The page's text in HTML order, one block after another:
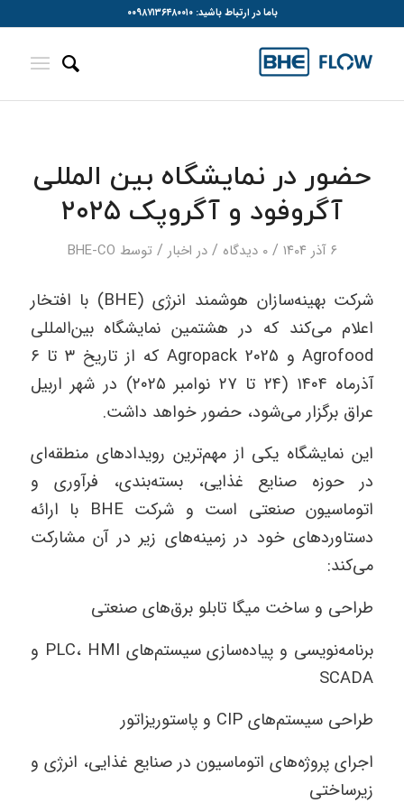
باما در ارتباط باشید: ۰۰۹۸۷۱۳۶۴۸۰۰۱۰
حضور در نمایشگاه بین المللی
آگروفود و آگروپک ۲۰۲۵
۶ آذر ۱۴۰۴ / ۰ دیدگاه‌ / در اخبار / توسط BHE-CO
شرکت بهینه‌سازان هوشمند انرژی (BHE) با افتخار
اعلام می‌کند که در هشتمین نمایشگاه بین‌المللی
Agrofood و Agropack 2025 که از تاریخ ۳ تا ۶
آذرماه ۱۴۰۴ (۲۴ تا ۲۷ نوامبر ۲۰۲۵) در شهر اربیل
عراق برگزار می‌شود، حضور خواهد داشت.
این نمایشگاه یکی از مهم‌ترین رویدادهای منطقه‌ای
در حوزه صنایع غذایی، بسته‌بندی، فرآوری و
اتوماسیون صنعتی است و شرکت BHE با ارائه
دستاوردهای خود در زمینه‌های زیر در آن مشارکت
می‌کند:
طراحی و ساخت میگا تابلو برق‌های صنعتی
برنامه‌نویسی و پیاده‌سازی سیستم‌های PLC، HMI و
SCADA
طراحی سیستم‌های CIP و پاستوریزاتور
اجرای پروژه‌های اتوماسیون در صنایع غذایی، انرژی و
زیرساختی